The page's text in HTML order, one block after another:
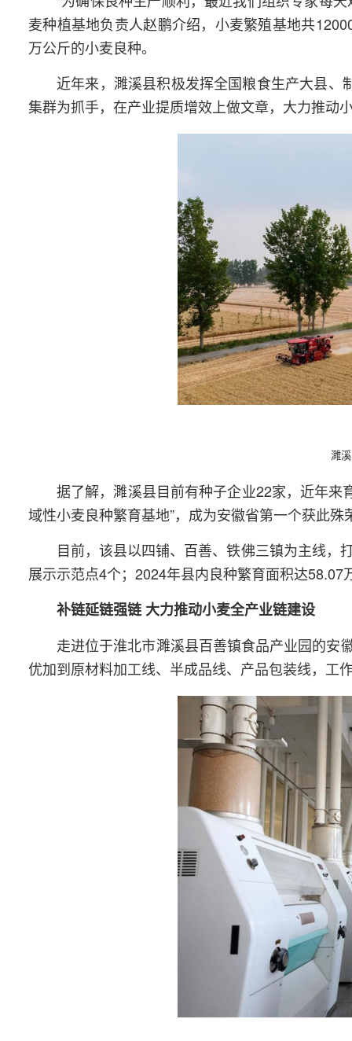
麦种植基地负责人赵鹏介绍，小麦繁殖基地共
万公斤的小麦良种。
近年来，濉溪县积极发挥全国粮食生产大县、
集群为抓手，在产业提质增效上做文章，大力推动
濉
据了解，濉溪县目前有种子企业22家，近年
域性小麦良种繁育基地”，成为安徽省第一个获此
目前，该县以四铺、百善、铁佛三镇为主线，
展示示范点4个；2024年县内良种繁育面积达
补链延链强链 大力推动小麦全产业链建设
走进位于淮北市濉溪县百善镇食品产业园的安
优加到原材料加工线、半成品线、产品包装线，工